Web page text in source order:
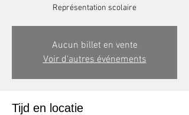
Représentation scolaire
Aucun billet en vente
Voir d'autres événements
Tijd en locatie